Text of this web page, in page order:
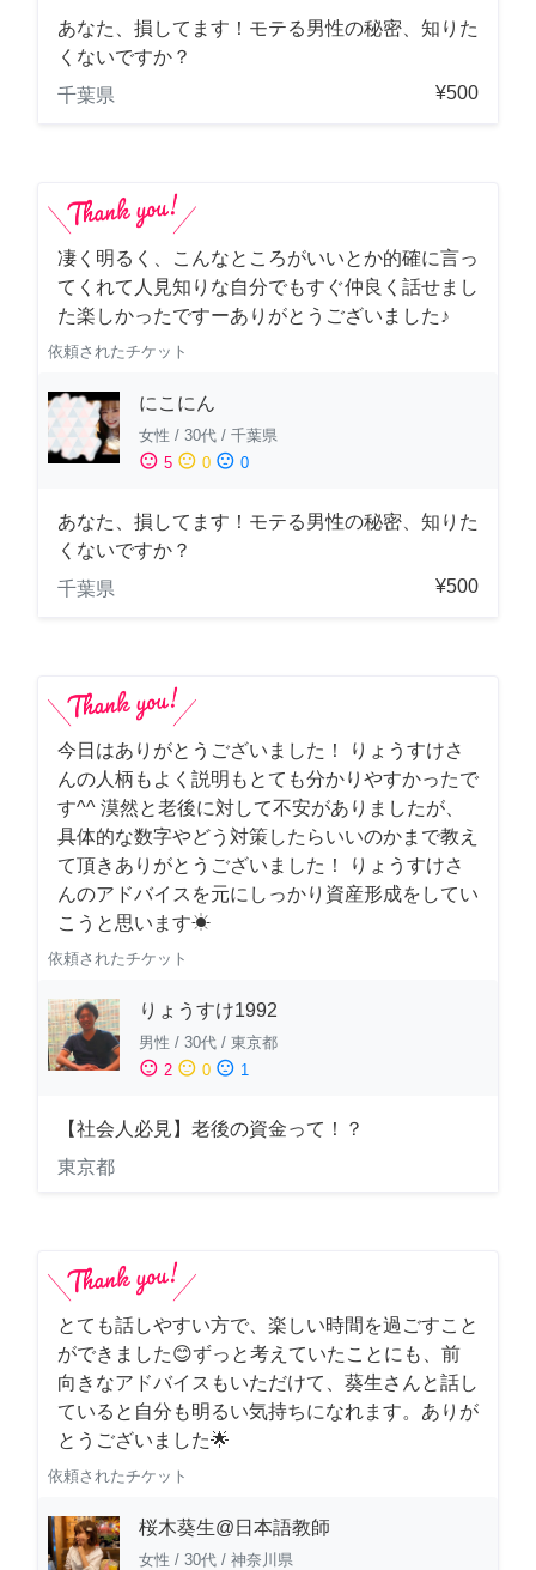
あなた、損してます！モテる男性の秘密、知りた
くないですか？
千葉県
¥500
凄く明るく、こんなところがいいとか的確に言っ
てくれて人見知りな自分でもすぐ仲良く話せまし
た楽しかったですーありがとうございました♪
依頼されたチケット
にこにん
女性 / 30代 / 千葉県
sentiment_satisfied 5 sentiment_neutral 0 sentiment_dissatisfied 0
あなた、損してます！モテる男性の秘密、知りた
くないですか？
千葉県
¥500
今日はありがとうございました！ りょうすけさ
んの人柄もよく説明もとても分かりやすかったで
す^^ 漠然と老後に対して不安がありましたが、
具体的な数字やどう対策したらいいのかまで教え
て頂きありがとうございました！ りょうすけさ
んのアドバイスを元にしっかり資産形成をしてい
こうと思います☀︎
依頼されたチケット
りょうすけ1992
男性 / 30代 / 東京都
sentiment_satisfied 2 sentiment_neutral 0 sentiment_dissatisfied 1
【社会人必見】老後の資金って！？
東京都
とても話しやすい方で、楽しい時間を過ごすこと
ができました😊ずっと考えていたことにも、前
向きなアドバイスもいただけて、葵生さんと話し
ていると自分も明るい気持ちになれます。ありが
とうございました🌟
依頼されたチケット
桜木葵生@日本語教師
女性 / 30代 / 神奈川県